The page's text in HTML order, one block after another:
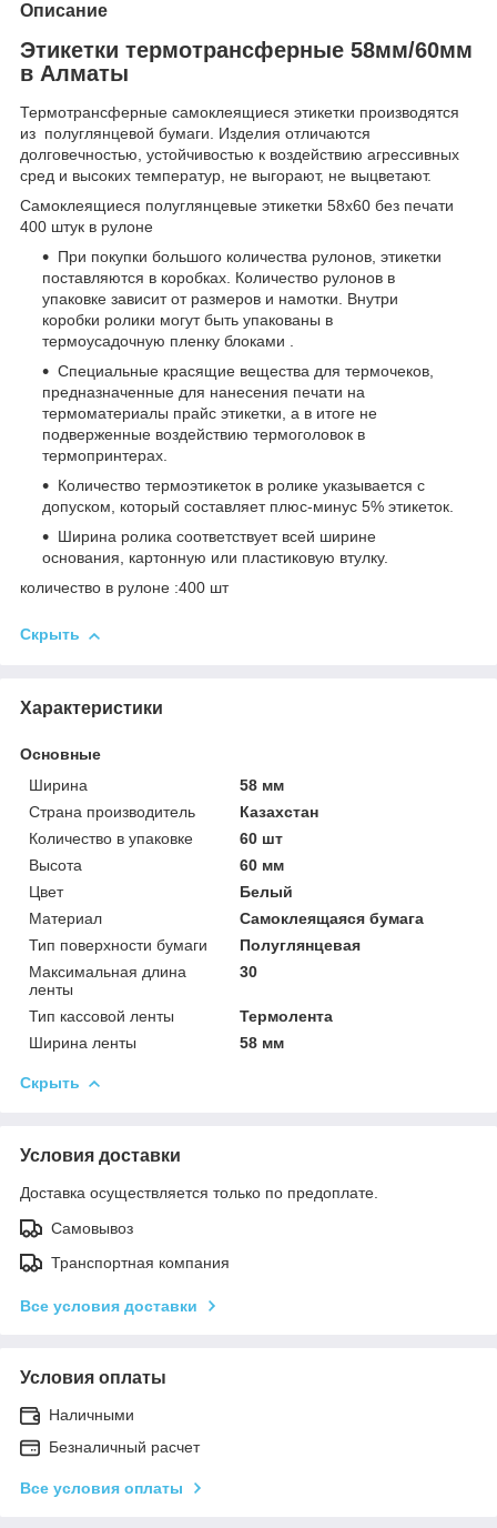
Описание
Этикетки термотрансферные 58мм/60мм
в Алматы
Термотрансферные самоклеящиеся этикетки производятся
из полуглянцевой бумаги. Изделия отличаются
долговечностью, устойчивостью к воздействию агрессивных
сред и высоких температур, не выгорают, не выцветают.
Самоклеящиеся полуглянцевые этикетки 58х60 без печати
400 штук в рулоне
При покупки большого количества рулонов, этикетки
поставляются в коробках. Количество рулонов в
упаковке зависит от размеров и намотки. Внутри
коробки ролики могут быть упакованы в
термоусадочную пленку блоками .
Специальные красящие вещества для термочеков,
предназначенные для нанесения печати на
термоматериалы прайс этикетки, а в итоге не
подверженные воздействию термоголовок в
термопринтерах.
Количество термоэтикеток в ролике указывается с
допуском, который составляет плюс-минус 5% этикеток.
Ширина ролика соответствует всей ширине
основания, картонную или пластиковую втулку.
количество в рулоне :400 шт
Скрыть
Характеристики
Основные
Ширина
58 мм
Страна производитель
Казахстан
Количество в упаковке
60 шт
Высота
60 мм
Цвет
Белый
Материал
Самоклеящаяся бумага
Тип поверхности бумаги
Полуглянцевая
Максимальная длина
ленты
30
Тип кассовой ленты
Термолента
Ширина ленты
58 мм
Скрыть
Условия доставки
Доставка осуществляется только по предоплате.
Самовывоз
Транспортная компания
Все условия доставки
Условия оплаты
Наличными
Безналичный расчет
Все условия оплаты